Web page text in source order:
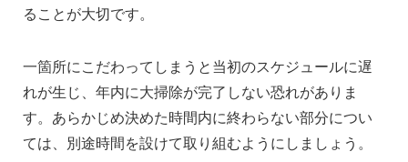
ることが大切です。
一箇所にこだわってしまうと当初のスケジュールに遅
れが生じ、年内に大掃除が完了しない恐れがありま
す。あらかじめ決めた時間内に終わらない部分につい
ては、別途時間を設けて取り組むようにしましょう。